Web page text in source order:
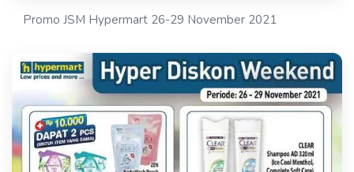
Promo JSM Hypermart 26-29 November 2021